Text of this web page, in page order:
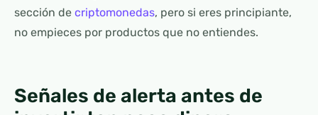
sección de criptomonedas, pero si eres principiante,
no empieces por productos que no entiendes.
Señales de alerta antes de